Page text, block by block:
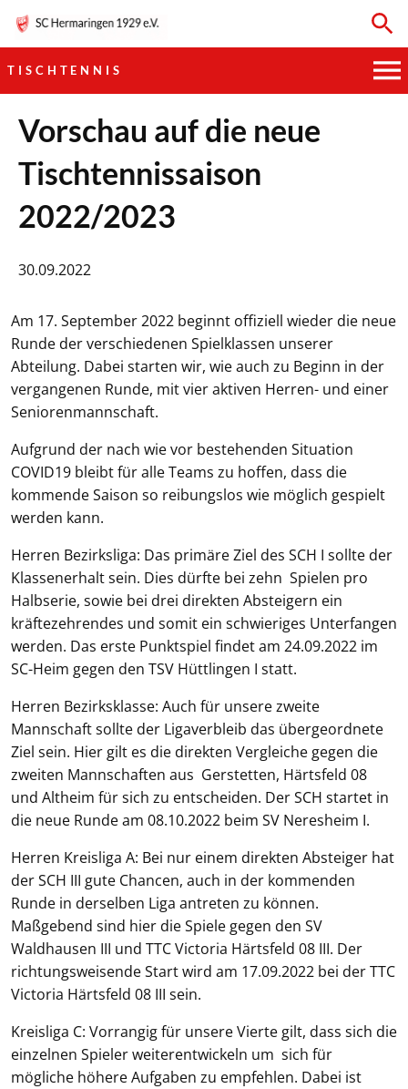
TISCHTENNIS
HAUPTVEREIN
SPORTKEGELN
FUSSBALL
Vorschau auf die neue
Tischtennissaison
2022/2023
30.09.2022
Am 17. September 2022 beginnt offiziell wieder die neue
Runde der verschiedenen Spielklassen unserer
Abteilung. Dabei starten wir, wie auch zu Beginn in der
vergangenen Runde, mit vier aktiven Herren- und einer
Seniorenmannschaft.
Aufgrund der nach wie vor bestehenden Situation
COVID19 bleibt für alle Teams zu hoffen, dass die
kommende Saison so reibungslos wie möglich gespielt
werden kann.
Herren Bezirksliga: Das primäre Ziel des SCH I sollte der
Klassenerhalt sein. Dies dürfte bei zehn Spielen pro
Halbserie, sowie bei drei direkten Absteigern ein
kräftezehrendes und somit ein schwieriges Unterfangen
werden. Das erste Punktspiel findet am 24.09.2022 im
SC-Heim gegen den TSV Hüttlingen I statt.
Herren Bezirksklasse: Auch für unsere zweite
Mannschaft sollte der Ligaverbleib das übergeordnete
Ziel sein. Hier gilt es die direkten Vergleiche gegen die
zweiten Mannschaften aus Gerstetten, Härtsfeld 08
und Altheim für sich zu entscheiden. Der SCH startet in
die neue Runde am 08.10.2022 beim SV Neresheim I.
Herren Kreisliga A: Bei nur einem direkten Absteiger hat
der SCH III gute Chancen, auch in der kommenden
Runde in derselben Liga antreten zu können.
Maßgebend sind hier die Spiele gegen den SV
Waldhausen III und TTC Victoria Härtsfeld 08 III. Der
richtungsweisende Start wird am 17.09.2022 bei der TTC
Victoria Härtsfeld 08 III sein.
Kreisliga C: Vorrangig für unsere Vierte gilt, dass sich die
einzelnen Spieler weiterentwickeln um sich für
mögliche höhere Aufgaben zu empfehlen. Dabei ist